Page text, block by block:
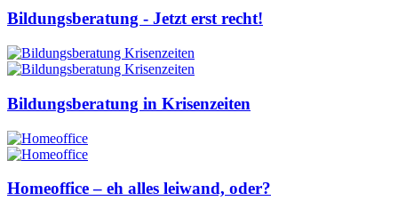
Bildungsberatung - Jetzt erst recht!
Bildungsberatung in Krisenzeiten
Homeoffice – eh alles leiwand, oder?